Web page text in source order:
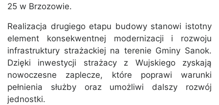
25 w Brzozowie.
Realizacja drugiego etapu budowy stanowi istotny
element konsekwentnej modernizacji i rozwoju
infrastruktury strażackiej na terenie Gminy Sanok.
Dzięki inwestycji strażacy z Wujskiego zyskają
nowoczesne zaplecze, które poprawi warunki
pełnienia służby oraz umożliwi dalszy rozwój
jednostki.